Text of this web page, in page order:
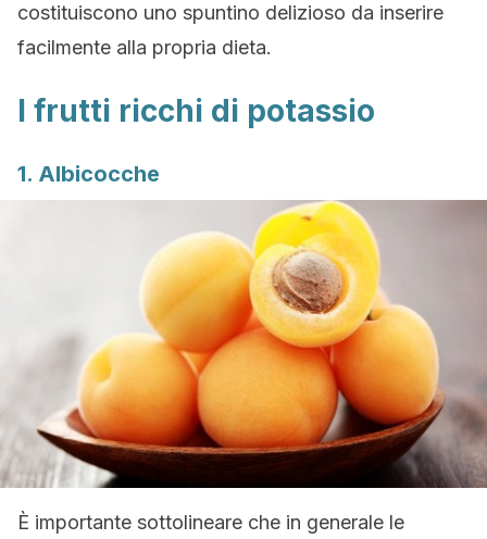
costituiscono uno spuntino delizioso da inserire
facilmente alla propria dieta.
I frutti ricchi di potassio
1. Albicocche
È importante sottolineare che in generale le